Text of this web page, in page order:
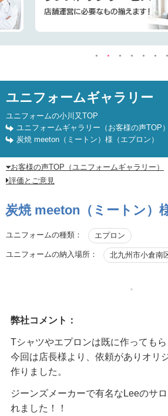
ユニフォームギャラリー
ユニフォームの小川又TOP
ユニフォームギャラリー（お客様の声TOP）
炭焼 meeton（ミートン）様（エプロン）
お客様の声TOP（ユニフォームギャラリー）
評価とご意見
炭焼 meeton（ミートン）
ユニフォームの種類： エプロン
ユニフォームの納入場所： 北九州市小倉南
弊社コメント：
Tシャツやエプロンは既に作ってもら
今回は店長様より、依頼がありオリ
作りました。
ジーンズメーカーで有名なLeeのサ
れました！！